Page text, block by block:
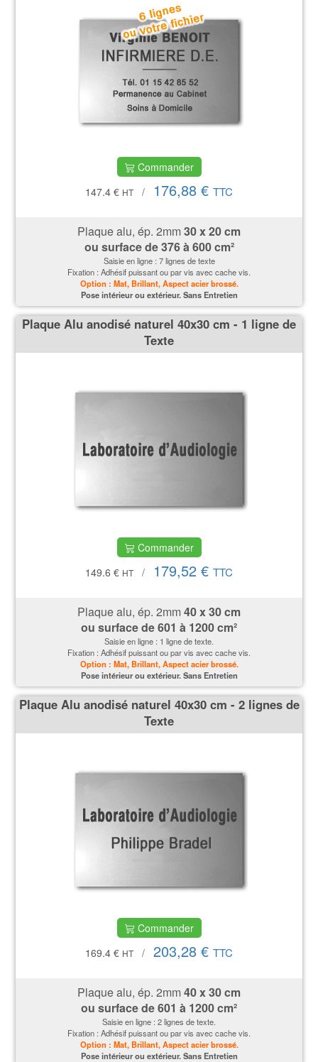
Commander
147.4 € HT / 176,88 € TTC
Plaque alu, ép. 2mm30 x 20 cm
ou surface de376 à 600 cm²
Saisie en ligne : 7 lignes de texte
Fixation : Adhésif puissant ou par vis avec cache vis.
Option : Mat, Brillant, Aspect acier brossé.
Pose intérieur ou extérieur. Sans Entretien
Plaque Alu anodisé naturel 40x30 cm - 1 ligne de
Texte
Commander
149.6 € HT / 179,52 € TTC
Plaque alu, ép. 2mm40 x 30 cm
ou surface de601 à 1200 cm²
Saisie en ligne : 1 ligne de texte.
Fixation : Adhésif puissant ou par vis avec cache vis.
Option : Mat, Brillant, Aspect acier brossé.
Pose intérieur ou extérieur. Sans Entretien
Plaque Alu anodisé naturel 40x30 cm - 2 lignes de
Texte
Commander
169.4 € HT / 203,28 € TTC
Plaque alu, ép. 2mm40 x 30 cm
ou surface de601 à 1200 cm²
Saisie en ligne : 2 lignes de texte.
Fixation : Adhésif puissant ou par vis avec cache vis.
Option : Mat, Brillant, Aspect acier brossé.
Pose intérieur ou extérieur. Sans Entretien